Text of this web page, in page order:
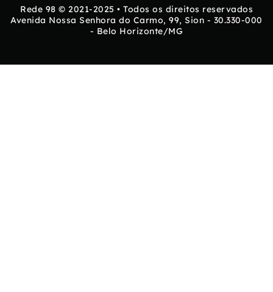
Rede 98 © 2021-2025 • Todos os direitos reservados
Avenida Nossa Senhora do Carmo, 99, Sion - 30.330-000
- Belo Horizonte/MG